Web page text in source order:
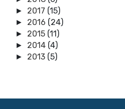
► 2017 (15)
► 2016 (24)
► 2015 (11)
► 2014 (4)
► 2013 (5)